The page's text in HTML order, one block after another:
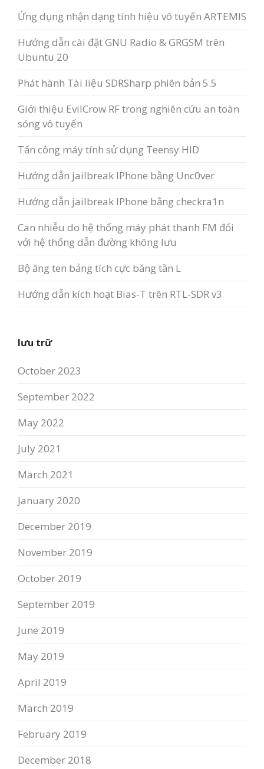
Ứng dụng nhận dạng tính hiệu vô tuyến ARTEMIS
Hướng dẫn cài đặt GNU Radio & GRGSM trên
Ubuntu 20
Phát hành Tài liệu SDRSharp phiên bản 5.5
Giới thiệu EvilCrow RF trong nghiên cứu an toàn
sóng vô tuyến
Tấn công máy tính sử dụng Teensy HID
Hướng dẫn jailbreak IPhone bằng Unc0ver
Hướng dẫn jailbreak IPhone bằng checkra1n
Can nhiễu do hệ thống máy phát thanh FM đối
với hệ thống dẫn đường không lưu
Bộ ăng ten bảng tích cực băng tần L
Hướng dẫn kích hoạt Bias-T trên RTL-SDR v3
lưu trữ
October 2023
September 2022
May 2022
July 2021
March 2021
January 2020
December 2019
November 2019
October 2019
September 2019
June 2019
May 2019
April 2019
March 2019
February 2019
December 2018